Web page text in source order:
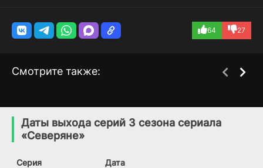
64 27
Смотрите также:
8.2
лагеря
Даты выхода серий 3 сезона сериала
«Северяне»
Серия Дата